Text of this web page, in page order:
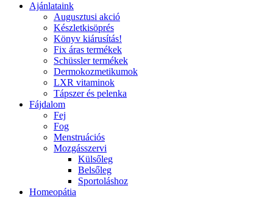
Ajánlataink
Augusztusi akció
Készletkisöprés
Könyv kiárusítás!
Fix áras termékek
Schüssler termékek
Dermokozmetikumok
LXR vitaminok
Tápszer és pelenka
Fájdalom
Fej
Fog
Menstruációs
Mozgásszervi
Külsőleg
Belsőleg
Sportoláshoz
Homeopátia